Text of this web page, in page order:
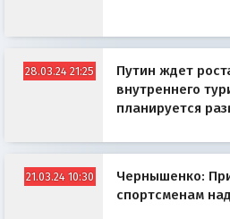
28.03.24 21:25
Путин ждет
внутреннего
планируется
21.03.24 10:30
Чернышенко:
спортсменам